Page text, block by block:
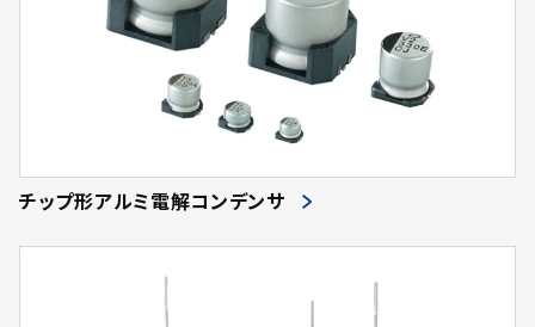
チップ形アルミ電解コンデンサ